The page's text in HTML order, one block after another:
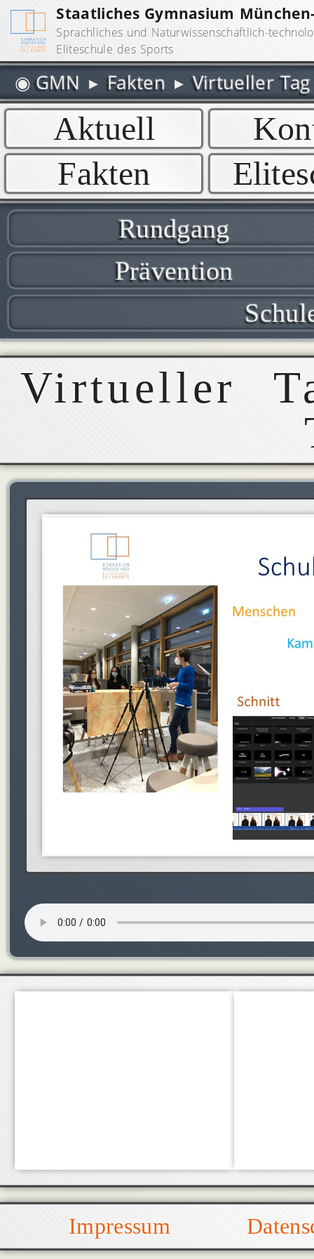
Staatliches Gymnasium
Sprachliches und Naturwissenschaftlich-
Eliteschule des Sports
◉ GMN ▸ Fakten ▸ Virtueller
Aktuell
Fakten
Rundgang
Prävention
Virtueller
Impressum